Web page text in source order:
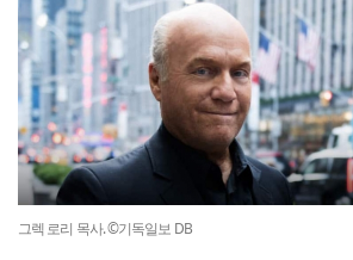
그렉 로리 목사. ©기독일보 DB